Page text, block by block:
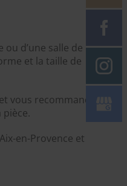
d’une salle de
et la taille de
vous recommander
en-Provence et